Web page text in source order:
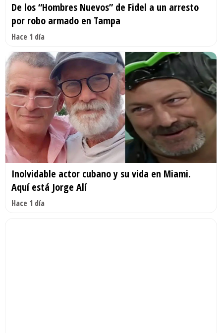
De los “Hombres Nuevos” de Fidel a un arresto
por robo armado en Tampa
Hace 1 día
Inolvidable actor cubano y su vida en Miami.
Aquí está Jorge Alí
Hace 1 día